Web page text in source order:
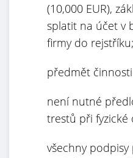
(10,000 EUR),
splatit na účet v
firmy do rejstříku;
předmět
není nutné
trestů při fyzické
všechny